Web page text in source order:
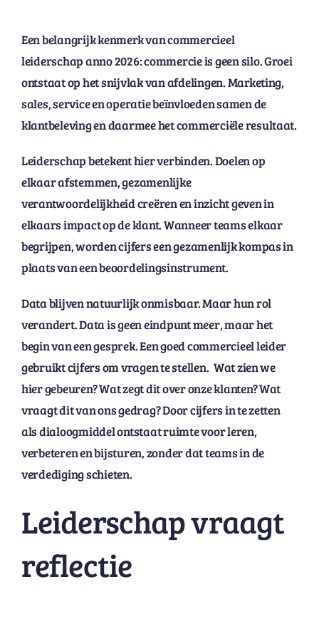
Een belangrijk kenmerk van commercieel
leiderschap anno 2026: commercie is geen silo. Groei
ontstaat op het snijvlak van afdelingen. Marketing,
sales, service en operatie beïnvloeden samen de
klantbeleving en daarmee het commerciële resultaat.
Leiderschap betekent hier verbinden. Doelen op
elkaar afstemmen, gezamenlijke
verantwoordelijkheid creëren en inzicht geven in
elkaars impact op de klant. Wanneer teams elkaar
begrijpen, worden cijfers een gezamenlijk kompas in
plaats van een beoordelingsinstrument.
Data blijven natuurlijk onmisbaar. Maar hun rol
verandert. Data is geen eindpunt meer, maar het
begin van een gesprek. Een goed commercieel leider
gebruikt cijfers om vragen te stellen. Wat zien we
hier gebeuren? Wat zegt dit over onze klanten? Wat
vraagt dit van ons gedrag? Door cijfers in te zetten
als dialoogmiddel ontstaat ruimte voor leren,
verbeteren en bijsturen, zonder dat teams in de
verdediging schieten.
Leiderschap vraagt
reflectie